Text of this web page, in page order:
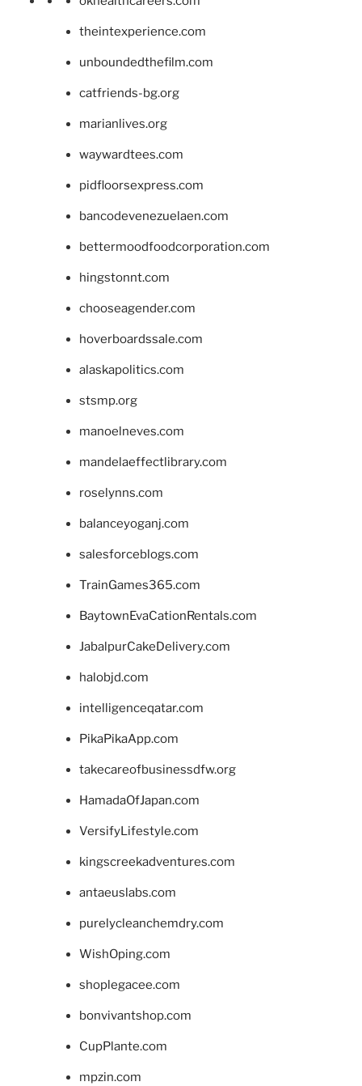
theintexperience.com
unboundedthefilm.com
catfriends-bg.org
marianlives.org
waywardtees.com
pidfloorsexpress.com
bancodevenezuelaen.com
bettermoodfoodcorporation.com
hingstonnt.com
chooseagender.com
hoverboardssale.com
alaskapolitics.com
stsmp.org
manoelneves.com
mandelaeffectlibrary.com
roselynns.com
balanceyoganj.com
salesforceblogs.com
TrainGames365.com
BaytownEvaCationRentals.com
JabalpurCakeDelivery.com
halobjd.com
intelligenceqatar.com
PikaPikaApp.com
takecareofbusinessdfw.org
HamadaOfJapan.com
VersifyLifestyle.com
kingscreekadventures.com
antaeuslabs.com
purelycleanchemdry.com
WishOping.com
shoplegacee.com
bonvivantshop.com
CupPlante.com
mpzin.com